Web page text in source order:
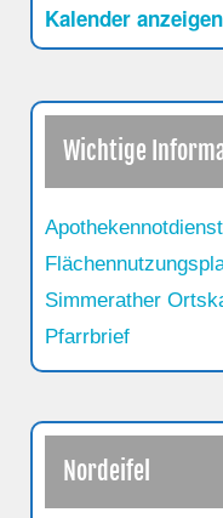
Kalender anzeigen
Wichtige
Apothekennotdienst
Simmerather
Pfarrbrief
Nordeifel